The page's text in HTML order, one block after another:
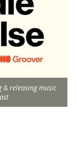
& releasing music